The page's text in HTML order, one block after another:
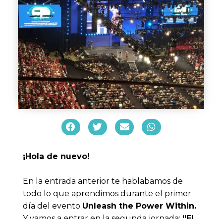
¡Hola de nuevo!
En la entrada anterior te hablabamos de
todo lo que aprendimos durante el primer
día del evento Unleash the Power Within.